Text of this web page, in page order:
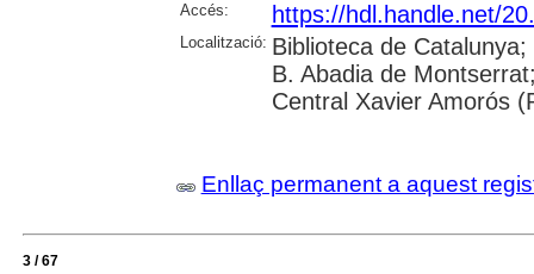
Accés: https://hdl.handle.net/
Localització: Biblioteca de
B. Abadia de
Central Xavier Amorós
Enllaç permanent a aquest
3 / 67